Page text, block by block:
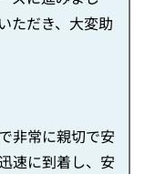
ただき、大変助
非常に親切で安
速に到着し、安